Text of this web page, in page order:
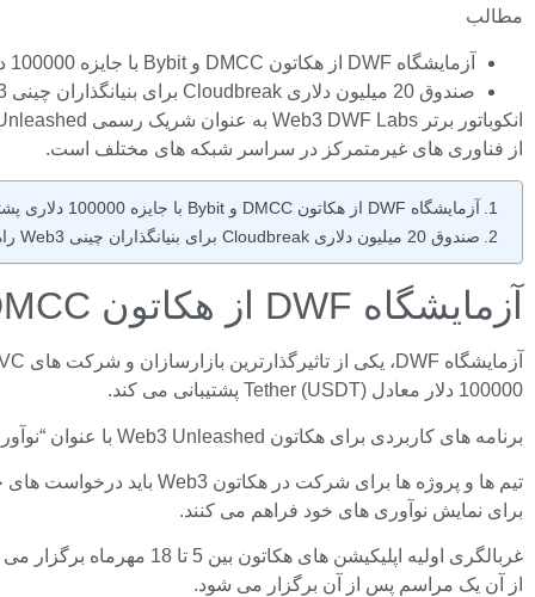
مطالب
آزمایشگاه DWF از هکاتون DMCC و Bybit با جایزه 100000 دلاری پشتیبانی می کند.
صندوق 20 میلیون دلاری Cloudbreak برای بنیانگذاران چینی Web3 راه اندازی شد
از فناوری های غیرمتمرکز در سراسر شبکه های مختلف است.
آزمایشگاه DWF از هکاتون DMCC و Bybit با جایزه 100000 دلاری پشتیبانی می کند.
صندوق 20 میلیون دلاری Cloudbreak برای بنیانگذاران چینی Web3 راه اندازی شد
آزمایشگاه DWF از هکاتون DMCC و Bybit با جایزه 100000 دلاری پشتیبانی می کند.
100000 دلار معادل Tether (USDT) پشتیبانی می کند.
برنامه های کاربردی برای هکاتون Web3 Unleashed با عنوان “نوآوری برای فردای بهتر” آغاز شده است که برای توسعه دهندگان وب 3، پیشگامان فناوری و سرمایه گذاران آزاد است.
برای نمایش نوآوری های خود فراهم می کنند.
از آن یک مراسم پس از آن برگزار می شود.